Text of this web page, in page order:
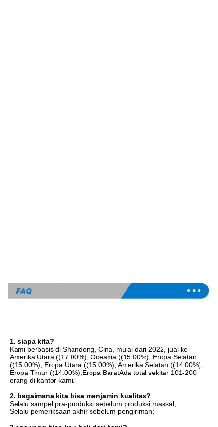
1. siapa kita?
Kami berbasis di Shandong, Cina, mulai dari 2022, jual ke
Amerika Utara ((17.00%), Oceania ((15.00%), Eropa Selatan
((15.00%), Eropa Utara ((15.00%), Amerika Selatan ((14.00%),
Eropa Timur ((14.00%),Eropa BaratAda total sekitar 101-200
orang di kantor kami.
2. bagaimana kita bisa menjamin kualitas?
Selalu sampel pra-produksi sebelum produksi massal;
Selalu pemeriksaan akhir sebelum pengiriman;